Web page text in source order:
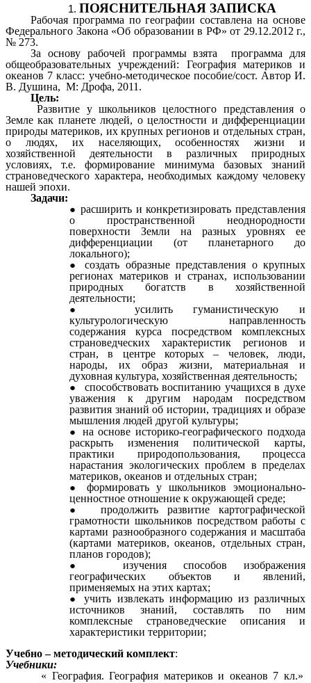
ПОЯСНИТЕЛЬНАЯ ЗАПИСКА
Рабочая программа по географии составлена на основе
Федерального Закона «Об образовании в РФ» от 29.12.2012 г.,
№ 273.
За основу рабочей программы взята программа для
общеобразовательных учреждений: География материков и
океанов 7 класс: учебно-методическое пособие/сост. Автор И.
В. Душина, М: Дрофа, 2011.
Цель:
Развитие у школьников целостного представления о
Земле как планете людей, о целостности и дифференциации
природы материков, их крупных регионов и отдельных стран,
о людях, их населяющих, особенностях жизни и
хозяйственной деятельности в различных природных
условиях, т.е. формирование минимума базовых знаний
страноведческого характера, необходимых каждому человеку
нашей эпохи.
Задачи:
расширить и конкретизировать представления
о пространственной неоднородности
поверхности Земли на разных уровнях ее
дифференциации (от планетарного до
локального);
создать образные представления о крупных
регионах материков и странах, использовании
природных богатств в хозяйственной
деятельности;
усилить гуманистическую и
культурологическую направленность
содержания курса посредством комплексных
страноведческих характеристик регионов и
стран, в центре которых – человек, люди,
народы, их образ жизни, материальная и
духовная культура, хозяйственная деятельность;
способствовать воспитанию учащихся в духе
уважения к другим народам посредством
развития знаний об истории, традициях и образе
мышления людей другой культуры;
на основе историко-географического подхода
раскрыть изменения политической карты,
практики природопользования, процесса
нарастания экологических проблем в пределах
материков, океанов и отдельных стран;
формировать у школьников эмоционально-
ценностное отношение к окружающей среде;
продолжить развитие картографической
грамотности школьников посредством работы с
картами разнообразного содержания и масштаба
(картами материков, океанов, отдельных стран,
планов городов);
изучения способов изображения
географических объектов и явлений,
применяемых на этих картах;
учить извлекать информацию из различных
источников знаний, составлять по ним
комплексные страноведческие описания и
характеристики территории;
Учебно – методический комплект:
Учебники:
« География. География материков и океанов 7 кл.»